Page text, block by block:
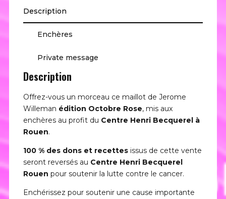
Description
Enchères
Private message
Description
Offrez-vous un morceau ce maillot de Jerome
Willeman édition Octobre Rose, mis aux
enchères au profit du Centre Henri Becquerel à
Rouen.
100 % des dons et recettesissus de cette vente
seront reversés au Centre Henri Becquerel
Rouen pour soutenir la lutte contre le cancer.
Enchérissez pour soutenir une cause importante